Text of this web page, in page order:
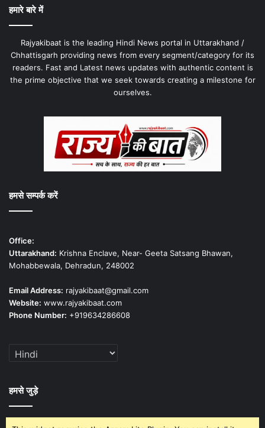
हमारे बारे में
Rajyakibaat is the leading Hindi News portal in Uttarakhand /
Chhattisgarh providing news from every segment/category for its
readers. Fast and Latest news updates with authentic content is
the prime objective that we seek towards creating a milestone for
ourselves.
हमसे सम्पर्क करें
Office:
Uttarakhand: Krishna Enclave, Near- Geeta Satsang Bhawan,
Mohabbewala, Dehradun, 248002
Email Address: rajyakibaat@gmail.com
Website: www.rajyakibaat.com
Phone Number: +919634286608
हमसे जुड़े